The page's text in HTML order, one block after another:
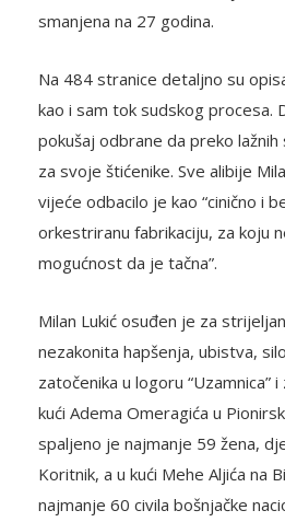
smanjena na 27 godina.
Na 484 stranice detaljno su
kao i sam tok sudskog procesa.
pokušaj odbrane da preko
za svoje štićenike. Sve alibije
vijeće odbacilo je kao “cinično i
orkestriranu fabrikaciju, za koju
mogućnost da je tačna”.
Milan Lukić osuđen je za
nezakonita hapšenja, ubistva,
zatočenika u logoru “Uzamnica”
kući Adema Omeragića u
spaljeno je najmanje 59 žena,
Koritnik, a u kući Mehe Aljića na
najmanje 60 civila bošnjačke